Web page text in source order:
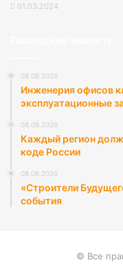
01.03.2024
08.08.2026
Инженерия офисов
эксплуатационные
08.08.2026
Каждый регион
коде России
08.08.2026
«Строители
события
© Все